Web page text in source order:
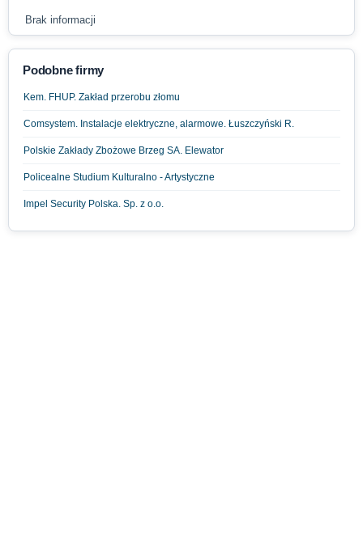
Brak informacji
Podobne firmy
Kem. FHUP. Zakład przerobu złomu
Comsystem. Instalacje elektryczne, alarmowe. Łuszczyński R.
Polskie Zakłady Zbożowe Brzeg SA. Elewator
Policealne Studium Kulturalno - Artystyczne
Impel Security Polska. Sp. z o.o.